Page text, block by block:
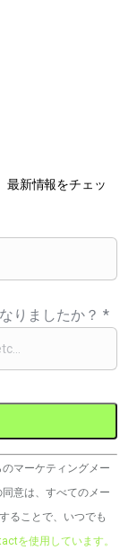
最新情報をチェッ
りましたか？*
マーケティングメー
意は、すべてのメー
ることで、いつでも
を使用しています。